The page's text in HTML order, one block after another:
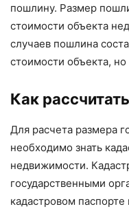
пошлину. Размер
стоимости объекта
случаев пошлина
стоимости объекта,
Как
Для расчета размера
необходимо знать
недвижимости.
государственными
кадастровом